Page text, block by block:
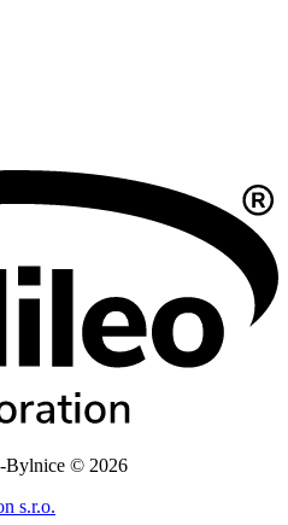
Bylnice © 2026
s.r.o.